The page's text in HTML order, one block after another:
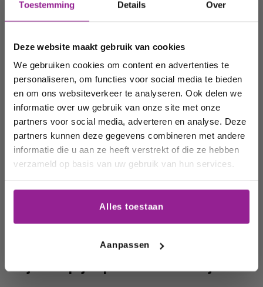
Toestemming Details Over
Deze website maakt gebruik van cookies
We gebruiken cookies om content en advertenties te
personaliseren, om functies voor social media te bieden
en om ons websiteverkeer te analyseren. Ook delen we
informatie over uw gebruik van onze site met onze
partners voor social media, adverteren en analyse. Deze
partners kunnen deze gegevens combineren met andere
informatie die u aan ze heeft verstrekt of die ze hebben
verzameld op basis van uw gebruik van hun services.
Alles toestaan
Aanpassen
Of het nu gaat om
zekere classificering. Deze classificering deelt wijnen op
duurder en kwaliteitsvoller de wijn.
Men spreekt van eenVino Jovenals de wijn minder dan
zes maand op hout gerijpt is. Deze wijnen dienen jong
gedronken te worden en zijn veelal zoet, fruitig en licht
van smaak.
Witte wijnen die minstens 18 maanden gerijpt hebben,
wordenCrianza wijnen genoemd.
Reservawijnen zijn witte wijnen die minimaal anderhalf
jaar op fles gerijpt hebben en minimaal 6 maanden op
Gran Reserva
minimaal 48 maanden hebben gerijpt, waarvan 6
korting op uw
volgende
order!
Wij houden u graag op de
hoogte van onze acties,
wijnhuizen en uw
favoriete wijnen!